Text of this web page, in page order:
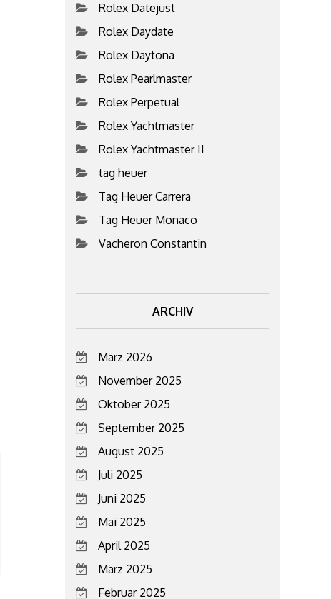
Rolex Datejust
Rolex Daydate
Rolex Daytona
Rolex Pearlmaster
Rolex Perpetual
Rolex Yachtmaster
Rolex Yachtmaster II
tag heuer
Tag Heuer Carrera
Tag Heuer Monaco
Vacheron Constantin
ARCHIV
März 2026
November 2025
Oktober 2025
September 2025
August 2025
Juli 2025
Juni 2025
Mai 2025
April 2025
März 2025
Februar 2025